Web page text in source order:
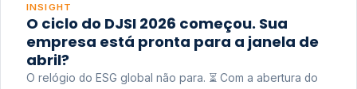
INSIGHT
O ciclo do DJSI 2026 começou. Sua
empresa está pronta para a janela de
abril?
O relógio do ESG global não para. ⏳ Com a abertura do